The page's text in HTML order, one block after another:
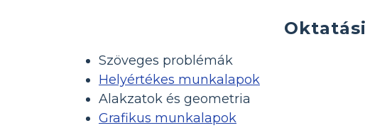
Szöveges problémák
Helyértékes munkalapok
Alakzatok és geometria
Grafikus munkalapok